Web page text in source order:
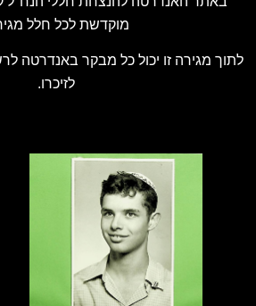
מוקדשת לכל חלל
לתוך מגירה זו יכול כל מבקר באנדרטה
לזיכרו.